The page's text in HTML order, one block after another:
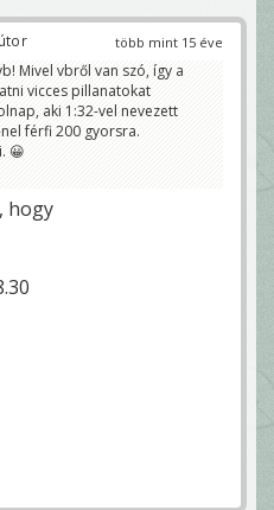
több mint 15 éve
Mivel vbről van szó, így a
vicces pillanatokat
aki 1:32-vel nevezett
férfi 200 gyorsra.
😀
hogy